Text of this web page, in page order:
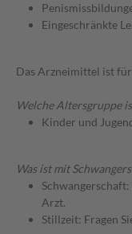
Eingeschränkte
Das Arzneimittel ist
Welche Altersgruppe
Kinder und
Was ist mit
Arzt.
Stillzeit: Fragen